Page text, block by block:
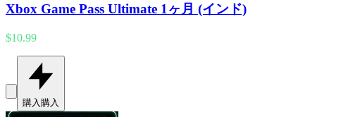
Xbox Game Pass Ultimate 1ヶ月 (インド)
$10.99
購入 購入